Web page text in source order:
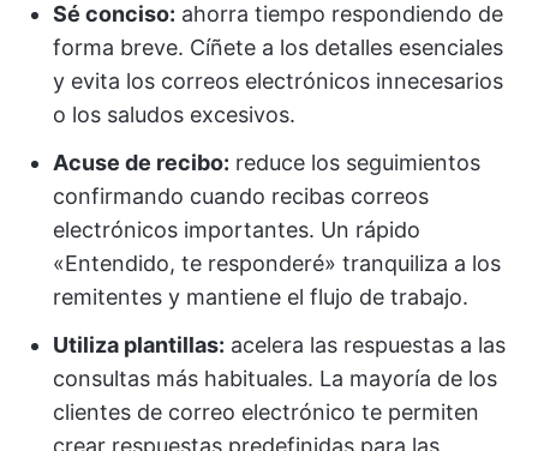
Sé conciso: ahorra tiempo respondiendo de
forma breve. Cíñete a los detalles esenciales
y evita los correos electrónicos innecesarios
o los saludos excesivos.
Acuse de recibo: reduce los seguimientos
confirmando cuando recibas correos
electrónicos importantes. Un rápido
«Entendido, te responderé» tranquiliza a los
remitentes y mantiene el flujo de trabajo.
Utiliza plantillas: acelera las respuestas a las
consultas más habituales. La mayoría de los
clientes de correo electrónico te permiten
crear respuestas predefinidas para las